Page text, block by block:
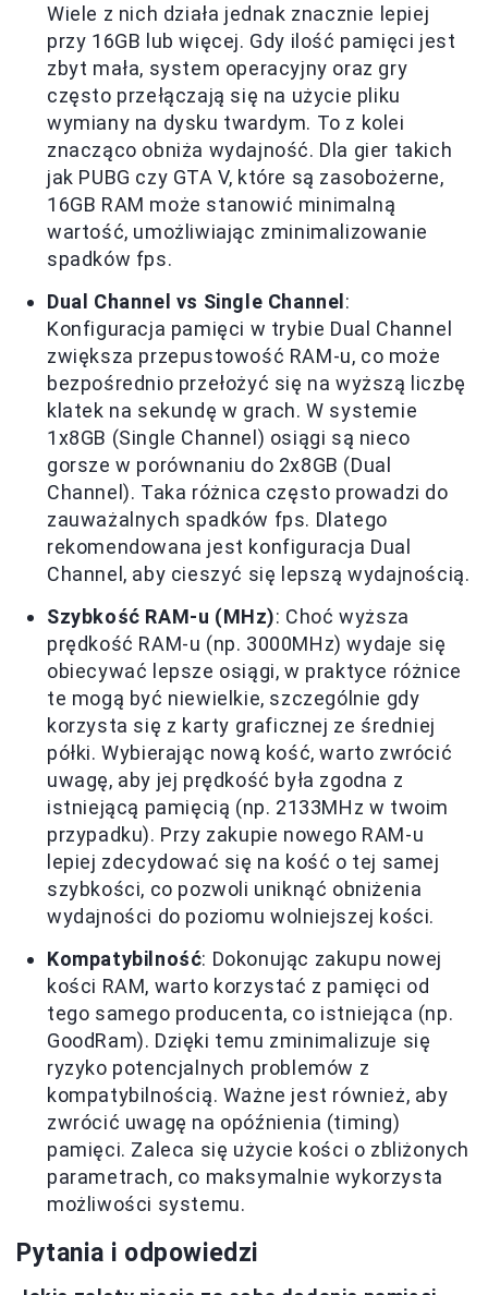
Wiele z nich działa jednak znacznie lepiej
przy 16GB lub więcej. Gdy ilość pamięci jest
zbyt mała, system operacyjny oraz gry
często przełączają się na użycie pliku
wymiany na dysku twardym. To z kolei
znacząco obniża wydajność. Dla gier takich
jak PUBG czy GTA V, które są zasobożerne,
16GB RAM może stanowić minimalną
wartość, umożliwiając zminimalizowanie
spadków fps.
Dual Channel vs Single Channel :
Konfiguracja pamięci w trybie Dual Channel
zwiększa przepustowość RAM-u, co może
bezpośrednio przełożyć się na wyższą liczbę
klatek na sekundę w grach. W systemie
1x8GB (Single Channel) osiągi są nieco
gorsze w porównaniu do 2x8GB (Dual
Channel). Taka różnica często prowadzi do
zauważalnych spadków fps. Dlatego
rekomendowana jest konfiguracja Dual
Channel, aby cieszyć się lepszą wydajnością.
Szybkość RAM-u (MHz): Choć wyższa
prędkość RAM-u (np. 3000MHz) wydaje się
obiecywać lepsze osiągi, w praktyce różnice
te mogą być niewielkie, szczególnie gdy
korzysta się z karty graficznej ze średniej
półki. Wybierając nową kość, warto zwrócić
uwagę, aby jej prędkość była zgodna z
istniejącą pamięcią (np. 2133MHz w twoim
przypadku). Przy zakupie nowego RAM-u
lepiej zdecydować się na kość o tej samej
szybkości, co pozwoli uniknąć obniżenia
wydajności do poziomu wolniejszej kości.
Kompatybilność: Dokonując zakupu nowej
kości RAM, warto korzystać z pamięci od
tego samego producenta, co istniejąca (np.
GoodRam). Dzięki temu zminimalizuje się
ryzyko potencjalnych problemów z
kompatybilnością. Ważne jest również, aby
zwrócić uwagę na opóźnienia (timing)
pamięci. Zaleca się użycie kości o zbliżonych
parametrach, co maksymalnie wykorzysta
możliwości systemu.
Pytania i odpowiedzi